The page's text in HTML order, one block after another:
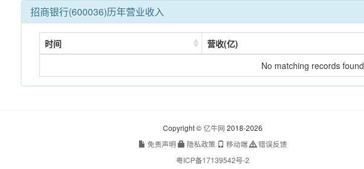
招商银行(600036)历年营业收入
时间 营收(亿)
No matching records found
Copyright ©亿牛网 2018-2026
免责声明
隐私政策 移动端
错误反馈
粤ICP备17139542号-2